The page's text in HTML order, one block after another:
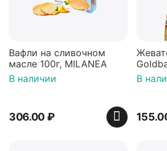
Вафли на сливочном
масле 100г, MILANEA
В наличии
306.00₽
мишки
В